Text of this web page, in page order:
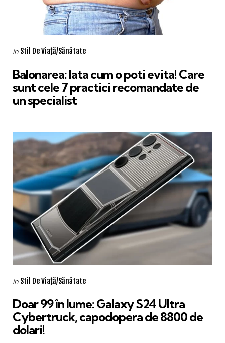
Categories
Posted
in Stil De Viaţă/Sănătate
Balonarea: Iata cum o poti evita! Care
sunt cele 7 practici recomandate de
un specialist
Categories
Posted
in Stil De Viaţă/Sănătate
Doar 99 în lume: Galaxy S24 Ultra
Cybertruck, capodopera de 8800 de
dolari!